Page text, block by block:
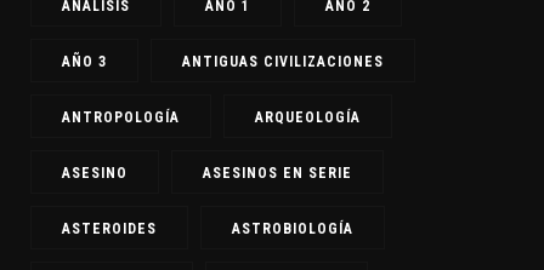
ANÁLISIS AÑO 1 AÑO 2
AÑO 3 ANTIGUAS CIVILIZACIONES
ANTROPOLOGÍA ARQUEOLOGÍA
ASESINO ASESINOS EN SERIE
ASTEROIDES ASTROBIOLOGÍA